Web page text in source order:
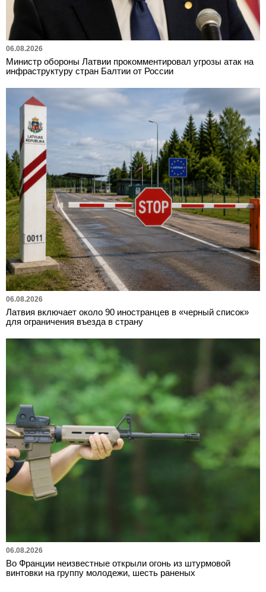
06.08.2026
Министр обороны Латвии прокомментировал угрозы атак на
инфраструктуру стран Балтии от России
06.08.2026
Латвия включает около 90 иностранцев в «черный список»
для ограничения въезда в страну
06.08.2026
Во Франции неизвестные открыли огонь из штурмовой
винтовки на группу молодежи, шесть раненых